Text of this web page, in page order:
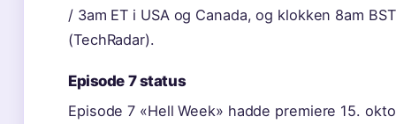
/ 3am ET i USA og Canada, og klokken 8am
(TechRadar).
Episode 7 status
Episode 7 «Hell Week» hadde premiere 15.